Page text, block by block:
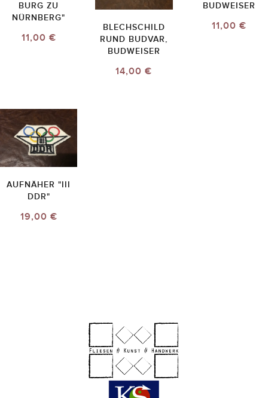
BURG ZU
NÜRNBERG"
11,00 €
BLECHSCHILD
RUND BUDVAR,
BUDWEISER
14,00 €
BUDWEISER
11,00 €
AUFNÄHER "III
DDR"
19,00 €